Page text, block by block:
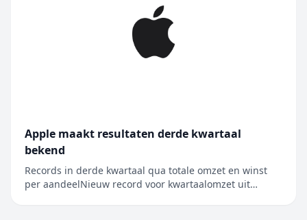
Apple maakt resultaten derde kwartaal
bekend
Records in derde kwartaal qua totale omzet en winst
per aandeelNieuw record voor kwartaalomzet uit